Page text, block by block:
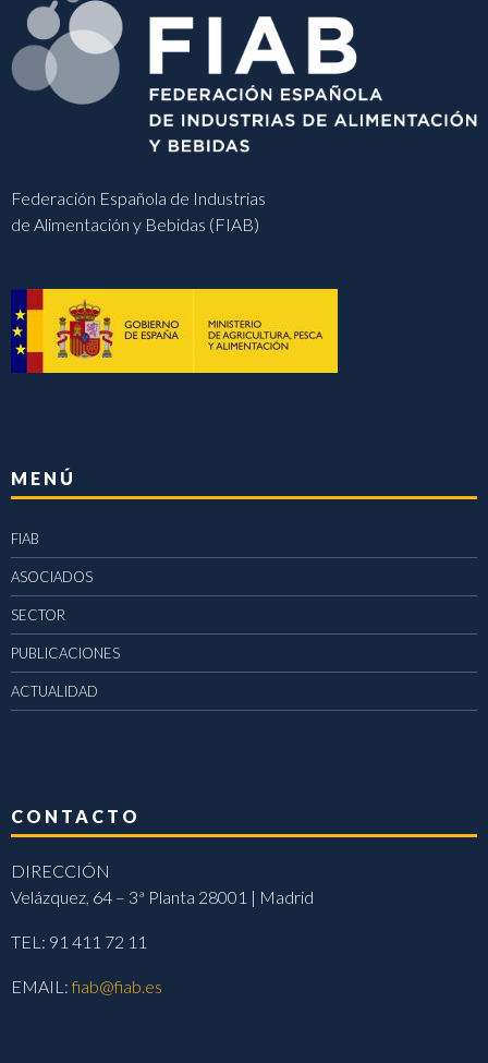
Federación Española de Industrias
de Alimentación y Bebidas (FIAB)
MENÚ
FIAB
ASOCIADOS
SECTOR
PUBLICACIONES
ACTUALIDAD
CONTACTO
DIRECCIÓN
Velázquez, 64 – 3ª Planta 28001 | Madrid
TEL: 91 411 72 11
EMAIL:fiab@fiab.es